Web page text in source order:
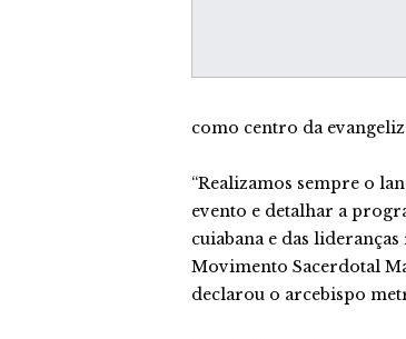
como centro da
“Realizamos sempre o
evento e detalhar a
cuiabana e das
Movimento Sacerdotal
declarou o arcebispo